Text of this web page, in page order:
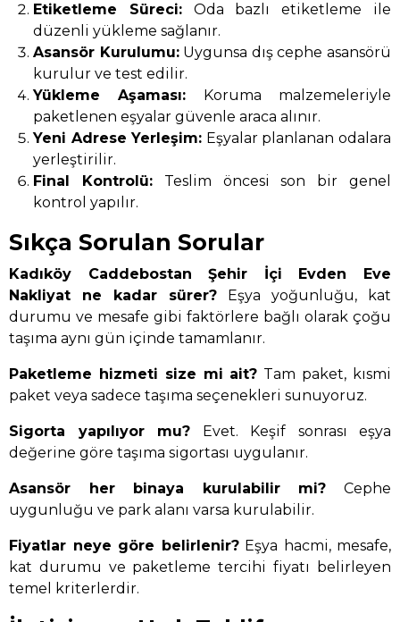
Etiketleme Süreci:Oda bazlı etiketleme ile
düzenli yükleme sağlanır.
Asansör Kurulumu:Uygunsa dış cephe asansörü
kurulur ve test edilir.
Yükleme Aşaması: Koruma malzemeleriyle
paketlenen eşyalar güvenle araca alınır.
Yeni Adrese Yerleşim: Eşyalar planlanan odalara
yerleştirilir.
Final Kontrolü: Teslim öncesi son bir genel
kontrol yapılır.
Sıkça Sorulan Sorular
Kadıköy Caddebostan Şehir İçi Evden Eve
Nakliyat ne kadar sürer? Eşya yoğunluğu, kat
durumu ve mesafe gibi faktörlere bağlı olarak çoğu
taşıma aynı gün içinde tamamlanır.
Paketleme hizmeti size mi ait? Tam paket, kısmi
paket veya sadece taşıma seçenekleri sunuyoruz.
Sigorta yapılıyor mu? Evet. Keşif sonrası eşya
değerine göre taşıma sigortası uygulanır.
Asansör her binaya kurulabilir mi? Cephe
uygunluğu ve park alanı varsa kurulabilir.
Fiyatlar neye göre belirlenir?Eşya hacmi, mesafe,
kat durumu ve paketleme tercihi fiyatı belirleyen
temel kriterlerdir.